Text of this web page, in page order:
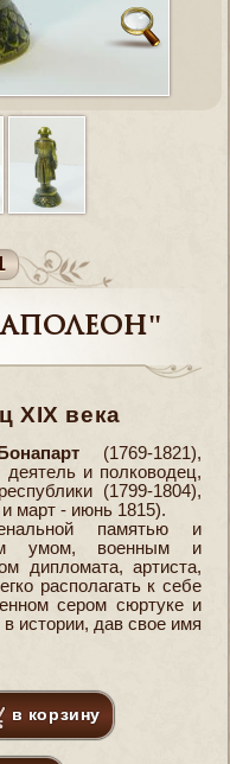
XIХ века
(1769-1821),
деятель и полководец,
(1799-1804),
март - июнь 1815).
памятью и
умом, военным и
дипломата, артиста,
располагать к себе
сером сюртуке и
истории, дав свое имя
в корзину